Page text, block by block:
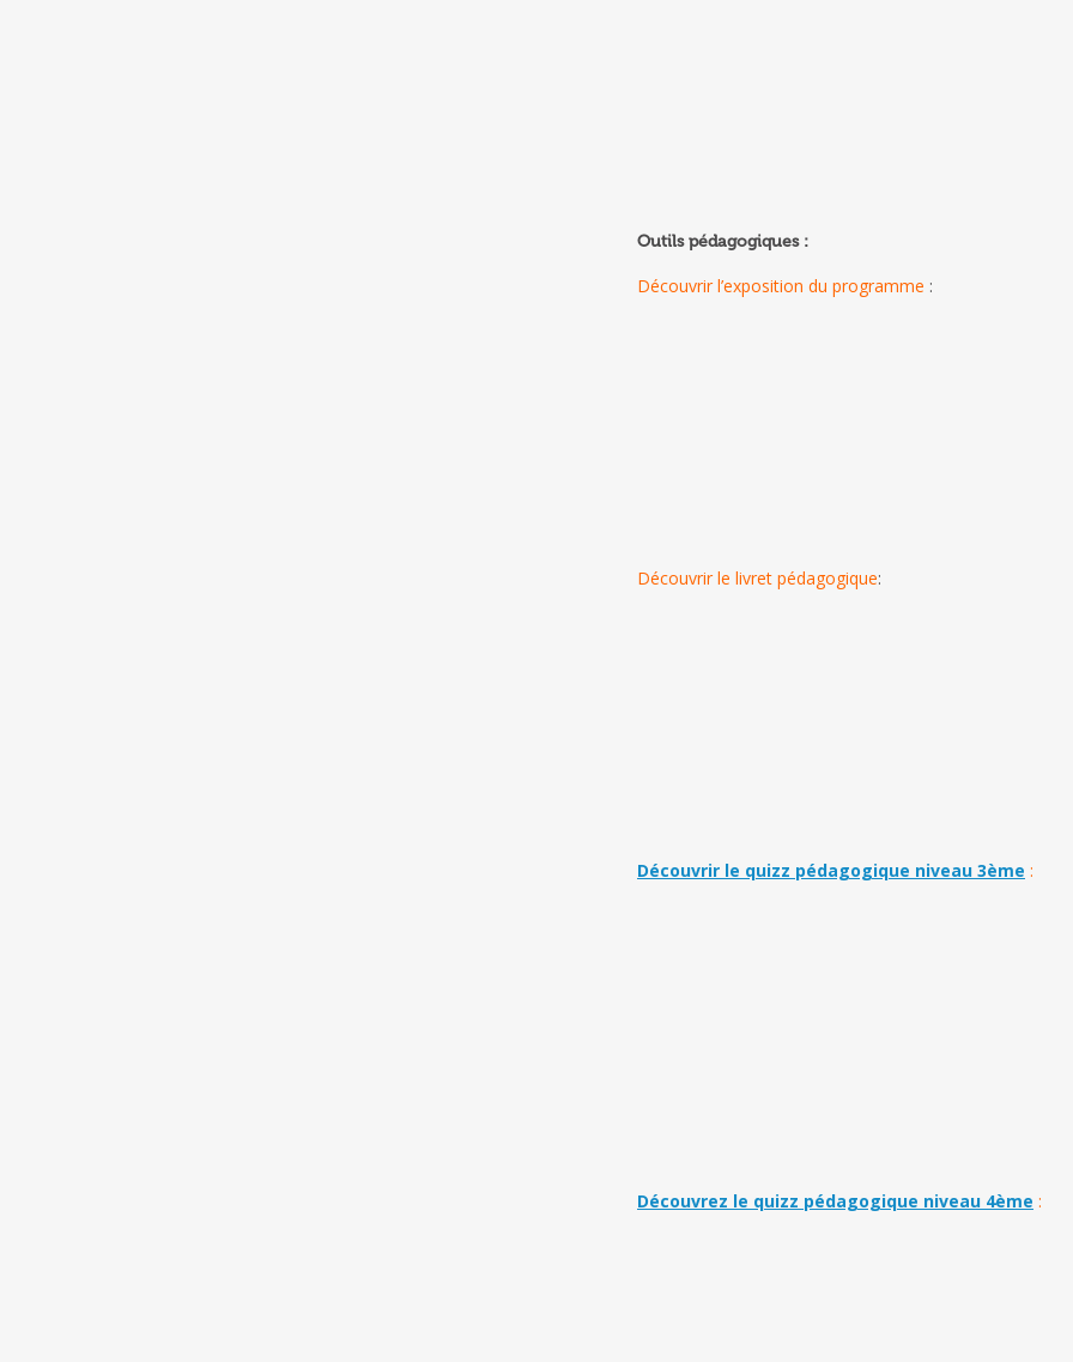
Outils pédagogiques:
Découvrir l’exposition du programme :
Découvrir le livret pédagogique:
Découvrir le quizz pédagogique niveau 3ème :
Découvrez le quizz pédagogique niveau 4ème :